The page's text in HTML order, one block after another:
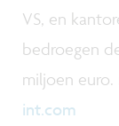
VS, en
bedroegen
miljoen
int.com